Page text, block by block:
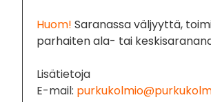
Huom! Saranassa väljyyttä,
parhaiten ala- tai
Lisätietoja
E-mail: